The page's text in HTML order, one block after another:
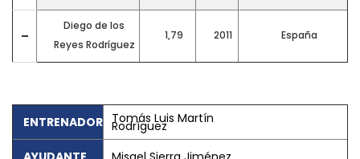
–
Diego de los
Reyes Rodríguez
1,79 2011 España
ENTRENADOR Tomás Luis Martín
Rodríguez